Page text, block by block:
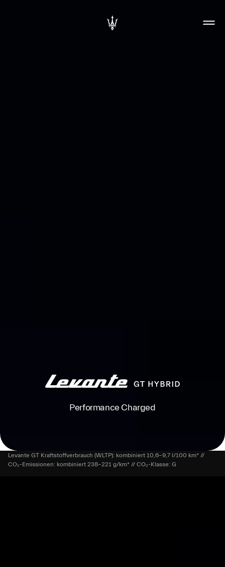
Performance Charged
Levante GT Kraftstoffverbrauch (WLTP): kombiniert 10,6-9,7 l/100 km* //
CO₂-Emissionen: kombiniert 238-221 g/km* ​// CO₂-Klasse: G